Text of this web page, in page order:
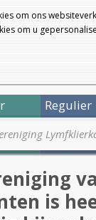
om ons
om u
Regulier
is